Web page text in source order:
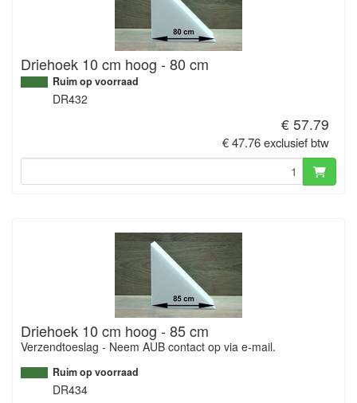
Driehoek 10 cm hoog - 80 cm
Ruim op voorraad
DR432
€ 57.79
€ 47.76 exclusief btw
Driehoek 10 cm hoog - 85 cm
Verzendtoeslag - Neem AUB contact op via e-mail.
Ruim op voorraad
DR434